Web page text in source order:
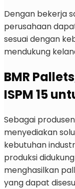
Dengan bekerja
perusahaan
sesuai dengan
mendukung
BMR
ISPM 15
Sebagai
menyediakan
kebutuhan
produksi
menghasilkan
yang dapat